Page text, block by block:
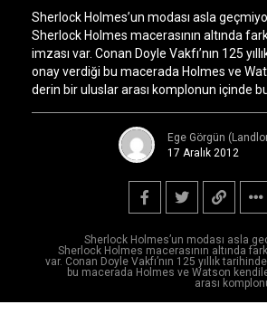
Sherlock Holmes’un modası asla
Sherlock Holmes macerasının altında
var. Conan Doyle Vakfı’nın 125 yıllık
bu macerada Holmes ve Watson
arası
Sherlock Holmes’un modası asla
Sherlock Holmes macerasının altında
imzası var. Conan Doyle Vakfı’nın 125
onay verdiği bu macerada Holmes ve
derin bir uluslar arası komplonun içinde
Ege Görgün
17 Aralık 2012